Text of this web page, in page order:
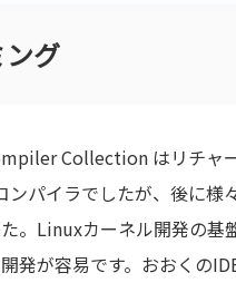
ング
Collection はリチャ
パイラでしたが、後に
。Linuxカーネル開発の基
が容易です。おおくの